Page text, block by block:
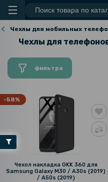
Чехлы для мобильных
Чехлы для
фильтра
-58%
Чехол накладка GKK 360 для
Samsung Galaxy M30 / A30s (2019)
/ A50s (2019)